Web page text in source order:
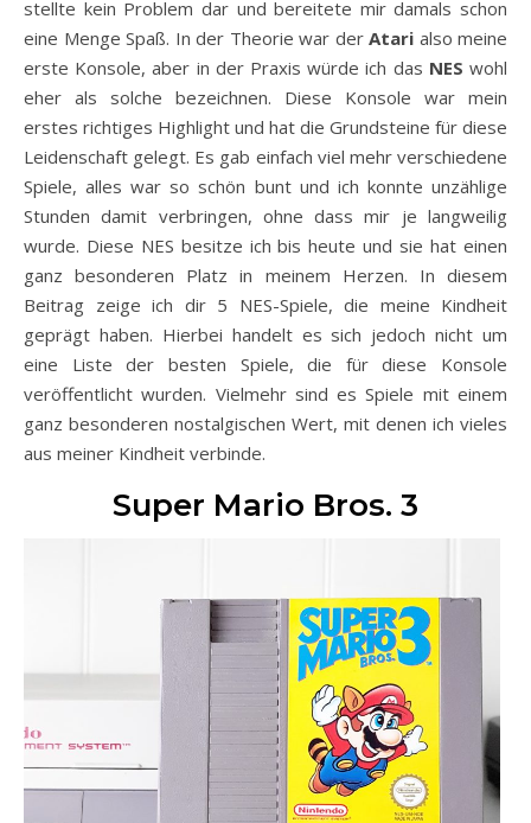
stellte kein Problem dar und bereitete mir damals schon
eine Menge Spaß. In der Theorie war der Atari also meine
erste Konsole, aber in der Praxis würde ich das NES wohl
eher als solche bezeichnen. Diese Konsole war mein
erstes richtiges Highlight und hat die Grundsteine für diese
Leidenschaft gelegt. Es gab einfach viel mehr verschiedene
Spiele, alles war so schön bunt und ich konnte unzählige
Stunden damit verbringen, ohne dass mir je langweilig
wurde. Diese NES besitze ich bis heute und sie hat einen
ganz besonderen Platz in meinem Herzen. In diesem
Beitrag zeige ich dir 5 NES-Spiele, die meine Kindheit
geprägt haben. Hierbei handelt es sich jedoch nicht um
eine Liste der besten Spiele, die für diese Konsole
veröffentlicht wurden. Vielmehr sind es Spiele mit einem
ganz besonderen nostalgischen Wert, mit denen ich vieles
aus meiner Kindheit verbinde.
Super Mario Bros. 3